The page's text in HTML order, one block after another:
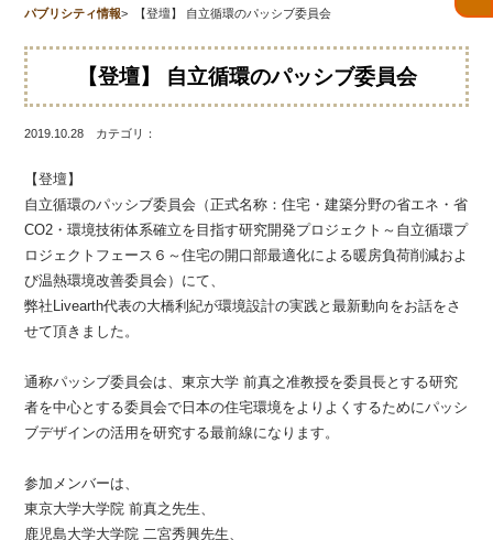
パブリシティ情報> 【登壇】 自立循環のパッシブ委員会
【登壇】 自立循環のパッシブ委員会
2019.10.28 カテゴリ：
【登壇】
自立循環のパッシブ委員会（正式名称：住宅・建築分野の省エネ・省
CO2・環境技術体系確立を目指す研究開発プロジェクト～自立循環プ
ロジェクトフェース６～住宅の開口部最適化による暖房負荷削減およ
び温熱環境改善委員会）にて、
弊社Livearth代表の大橋利紀が環境設計の実践と最新動向をお話をさ
せて頂きました。
通称パッシブ委員会は、東京大学 前真之准教授を委員長とする研究
者を中心とする委員会で日本の住宅環境をよりよくするためにパッシ
ブデザインの活用を研究する最前線になります。
参加メンバーは、
東京大学大学院 前真之先生、
鹿児島大学大学院 二宮秀興先生、